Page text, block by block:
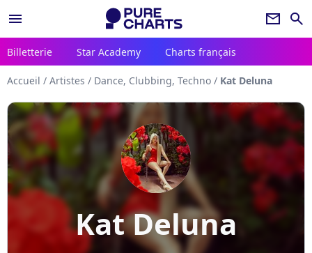
menu newsletter search
Billetterie Star Academy Charts français
Accueil / Artistes / Dance, Clubbing, Techno / Kat Deluna
Kat Deluna